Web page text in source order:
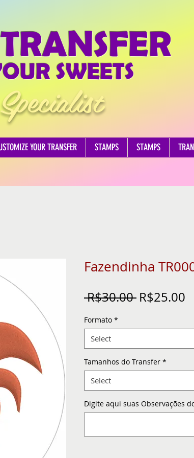
SWEETS
YOUR TRANSFER STAMPS STAMPS
Fazendinha
R$30.00 Regular
R$25.00
Formato *
Select
Tamanhos do Transfer *
Select
Digite aqui suas Observações